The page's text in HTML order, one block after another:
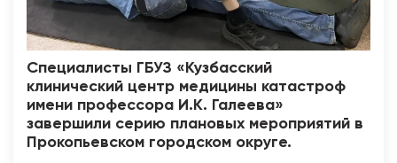
Специалисты ГБУЗ «Кузбасский
клинический центр медицины катастроф
имени профессора И.К. Галеева»
завершили серию плановых мероприятий в
Прокопьевском городском округе.